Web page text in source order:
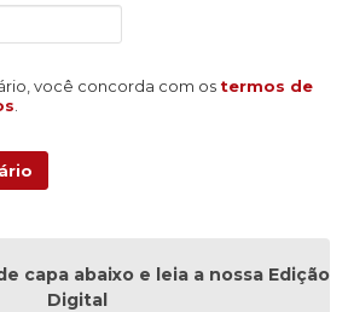
você concorda com os termos de
capa abaixo e leia a nossa Edição
Digital